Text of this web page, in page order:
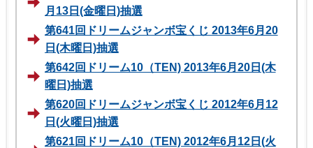
月13日(金曜日)抽選
第641回ドリームジャンボ宝くじ 2013年6月20
日(木曜日)抽選
第642回ドリーム10（TEN) 2013年6月20日(木
曜日)抽選
第620回ドリームジャンボ宝くじ 2012年6月12
日(火曜日)抽選
第621回ドリーム10（TEN) 2012年6月12日(火